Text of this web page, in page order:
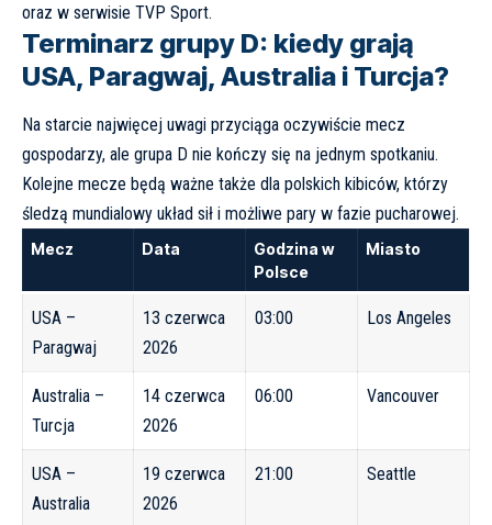
oraz w serwisie TVP Sport.
Terminarz grupy D: kiedy grają
USA, Paragwaj, Australia i Turcja?
Na starcie najwięcej uwagi przyciąga oczywiście mecz
gospodarzy, ale grupa D nie kończy się na jednym spotkaniu.
Kolejne mecze będą ważne także dla polskich kibiców, którzy
śledzą mundialowy układ sił i możliwe pary w fazie pucharowej.
Mecz Data
Godzina w
Polsce
Miasto
USA –
Paragwaj
13 czerwca
2026
03:00 Los Angeles
Australia –
Turcja
14 czerwca
2026
06:00 Vancouver
USA –
Australia
19 czerwca
2026
21:00 Seattle